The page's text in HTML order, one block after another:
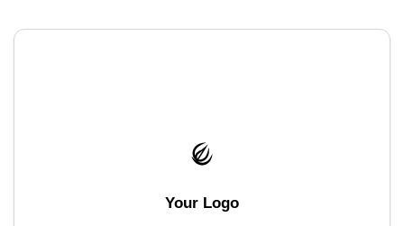
Your Logo